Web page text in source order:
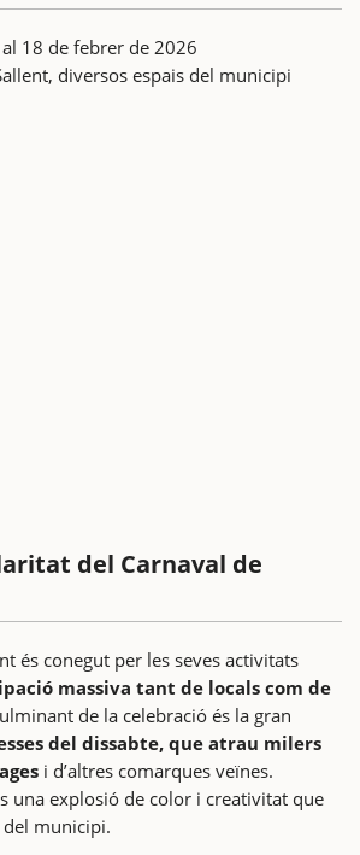
18 de febrer de 2026
diversos espais del municipi
del Carnaval de
és conegut per les seves activitats
massiva tant de locals com de
de la celebració és la gran
del dissabte, que atrau milers
i d’altres comarques veïnes.
una explosió de color i creativitat que
municipi.